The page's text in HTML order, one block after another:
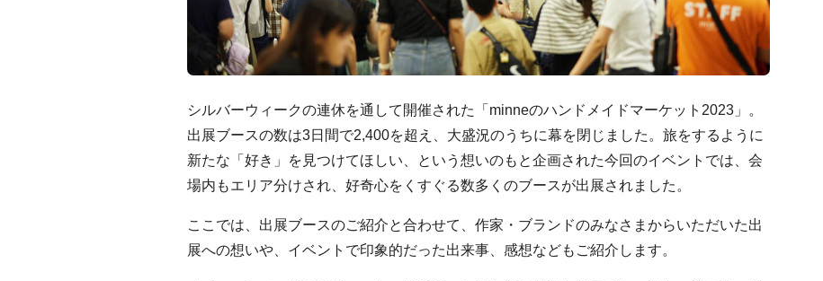
シルバーウィークの連休を通して開催された「minneのハンドメイドマーケット2023」。
出展ブースの数は3日間で2,400を超え、大盛況のうちに幕を閉じました。旅をするように
新たな「好き」を見つけてほしい、という想いのもと企画された今回のイベントでは、会
場内もエリア分けされ、好奇心をくすぐる数多くのブースが出展されました。
ここでは、出展ブースのご紹介と合わせて、作家・ブランドのみなさまからいただいた出
展への想いや、イベントで印象的だった出来事、感想などもご紹介します。